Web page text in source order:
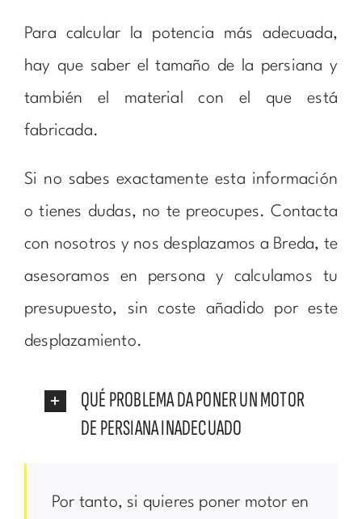
Para calcular la potencia más adecuada,
hay que saber el tamaño de la persiana y
también el material con el que está
fabricada.
Si no sabes exactamente esta información
o tienes dudas, no te preocupes. Contacta
con nosotros y nos desplazamos a Breda, te
asesoramos en persona y calculamos tu
presupuesto, sin coste añadido por este
desplazamiento.
QUÉ PROBLEMA DA PONER UN MOTOR
DE PERSIANA INADECUADO
Por tanto, si quieres poner motor en